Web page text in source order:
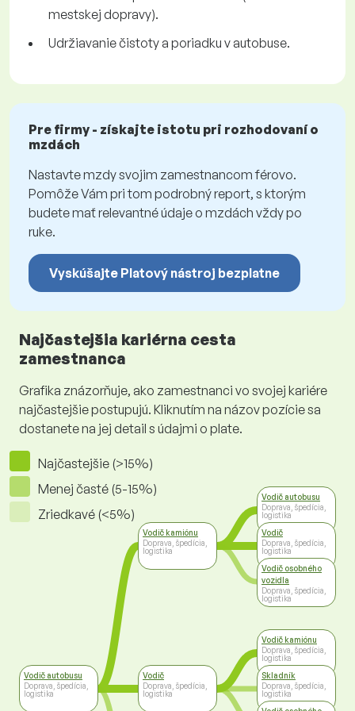
mestskej dopravy).
Udržiavanie čistoty a poriadku v autobuse.
Pre firmy - získajte istotu pri rozhodovaní o
mzdách
Nastavte mzdy svojim zamestnancom férovo.
Pomôže Vám pri tom podrobný report, s ktorým
budete mať relevantné údaje o mzdách vždy po
ruke.
Vyskúšajte Platový nástroj bezplatne
Najčastejšia kariérna cesta
zamestnanca
Grafika znázorňuje, ako zamestnanci vo svojej kariére
najčastejšie postupujú. Kliknutím na názov pozície sa
dostanete na jej detail s údajmi o plate.
Najčastejšie (>15%)
Menej časté (5-15%)
Zriedkavé (<5%)
Vodič autobusu
Doprava, špedícia,
logistika
Vodič kamiónu
Doprava, špedícia,
logistika
Vodič
Doprava, špedícia,
logistika
Vodič autobusu
Doprava, špedícia,
logistika
Vodič
Doprava, špedícia,
logistika
Vodič osobného
vozidla
Doprava, špedícia,
logistika
Vodič kamiónu
Doprava, špedícia,
logistika
Skladník
Doprava, špedícia,
logistika